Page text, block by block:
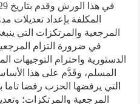
المكلفة بإعداد تعديلات
المرجعية والمرتكزات التي
في ضرورة التزام
الدستورية واحترام التوجيهات
المسلم، وقَدَّم على هذا
التي يرفضها الحزب رفضا تاما
المرجعية والمرتكزات؛